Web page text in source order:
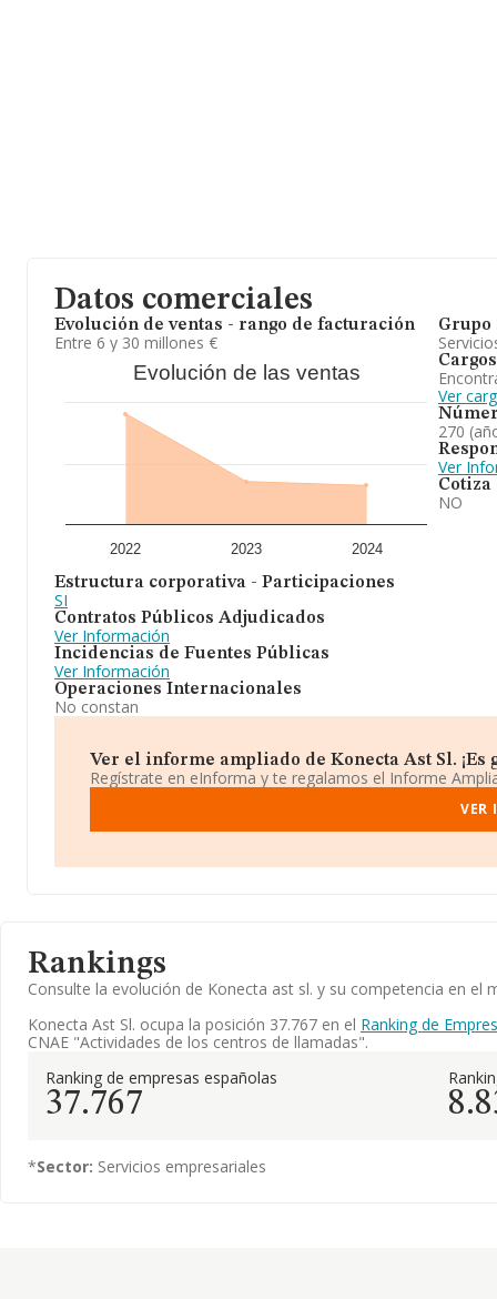
Datos comerciales
Evolución de ventas - rango de facturación
Entre 6 y 30 millones €
Evolución de las ventas
2022 2023 2024
Estructura corporativa - Participaciones
SI
Contratos Públicos Adjudicados
Ver Información
Incidencias de Fuentes Públicas
Ver Información
Operaciones Internacionales
No constan
Grupo
Cargos
Ver
270
Ver
Cotiza
NO
Ver el informe ampliado de Konecta Ast Sl. ¡Es
Regístrate en eInforma y te regalamos el Informe
VER
Rankings
Consulte la evolución de Konecta ast sl. y su competencia en el
Konecta Ast Sl. ocupa la posición 37.767 en el Ranking de
CNAE "Actividades de los centros de llamadas".
Ranking de empresas españolas
37.767
*Sector: Servicios empresariales